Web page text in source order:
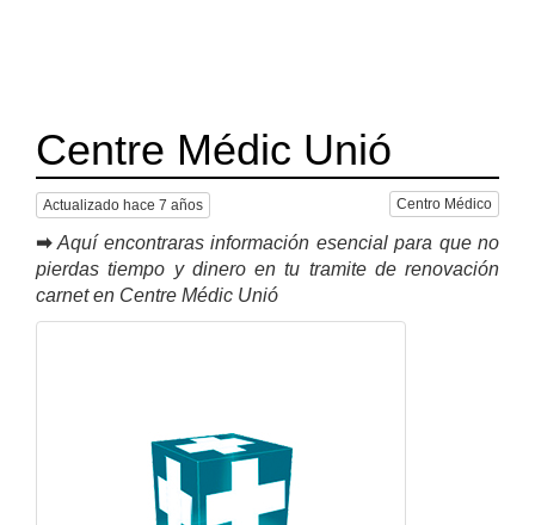
Centre Médic Unió
Actualizado hace 7 años Centro Médico
➡ Aquí encontraras información esencial para que no
pierdas tiempo y dinero en tu tramite de renovación
carnet en Centre Médic Unió